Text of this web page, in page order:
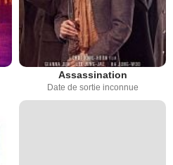
Assassination
Date de sortie inconnue